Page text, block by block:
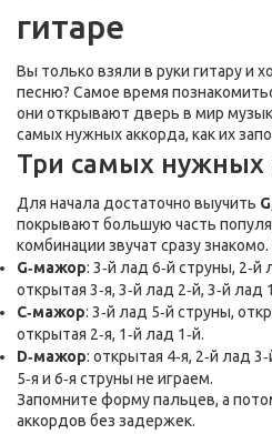
гитаре
Вы только взяли в руки гитару и
песню? Самое время
они открывают дверь в мир
самых нужных аккорда, как их
Три самых нужных
Для начала достаточно выучить
покрывают большую часть
комбинации звучат сразу
G‑мажор: 3‑й лад 6‑й струны, 2‑й
открытая 3‑я, 3‑й лад 2‑й, 3‑й лад
C‑мажор: 3‑й лад 5‑й струны,
открытая 2‑я, 1‑й лад 1‑й.
D‑мажор: открытая 4‑я, 2‑й лад
5‑я и 6‑я струны не играем.
Запомните форму пальцев, а
аккордов без задержек.